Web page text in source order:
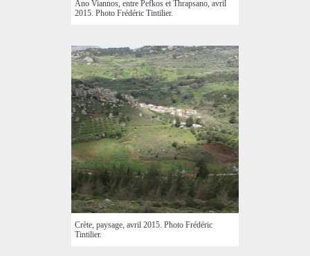
Ano Viannos, entre Pefkos et Thrapsano, avril
2015. Photo Frédéric Tintilier.
Crète, paysage, avril 2015. Photo Frédéric
Tintilier.